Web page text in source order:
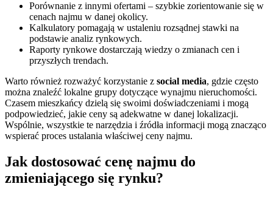
Porównanie z innymi ofertami – szybkie zorientowanie się w
cenach najmu w danej okolicy.
Kalkulatory pomagają w ustaleniu rozsądnej stawki na
podstawie analiz rynkowych.
Raporty rynkowe dostarczają wiedzy o zmianach cen i
przyszłych trendach.
Warto również rozważyć korzystanie z social media, gdzie często
można znaleźć lokalne grupy dotyczące wynajmu nieruchomości.
Czasem mieszkańcy dzielą się swoimi doświadczeniami i mogą
podpowiedzieć, jakie ceny są adekwatne w danej lokalizacji.
Wspólnie, wszystkie te narzędzia i źródła informacji mogą znacząco
wspierać proces ustalania właściwej ceny najmu.
Jak dostosować cenę najmu do
zmieniającego się rynku?